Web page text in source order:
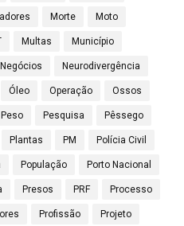
Morte Moto
Multas Município
Negócios Neurodivergência
Óleo Operação Ossos
Peso Pesquisa Pêssego
Plantas PM Polícia Civil
População Porto Nacional
Presos PRF Processo
Profissão Projeto